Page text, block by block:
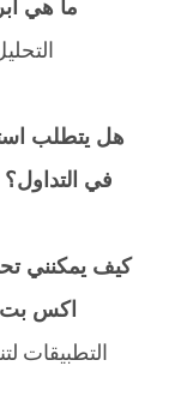
ما هي
هل يتطلب
في التداول؟
كيف يمكنني
اكس
التطبيقات